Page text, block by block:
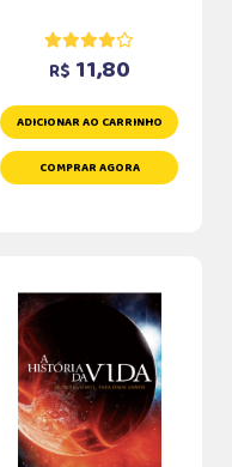
R$ 11,80
ADICIONAR AO CARRINHO
COMPRAR AGORA